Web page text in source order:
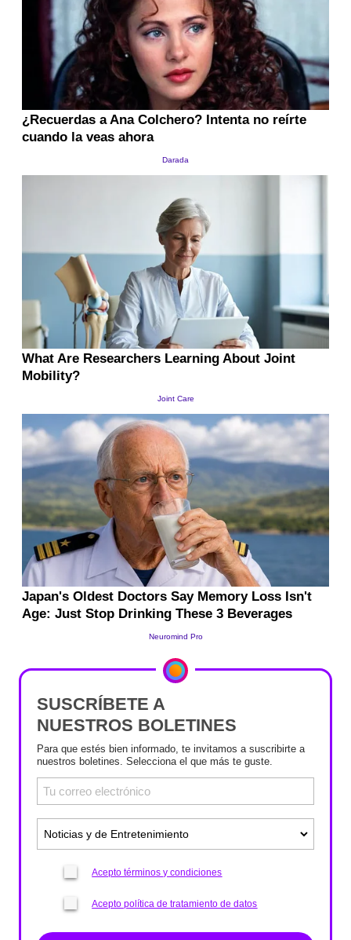
SUSCRÍBETE A
NUESTROS BOLETINES
Para que estés bien informado, te invitamos a suscribirte a
nuestros boletines. Selecciona el que más te guste.
Acepto términos y condiciones
Acepto política de tratamiento de datos